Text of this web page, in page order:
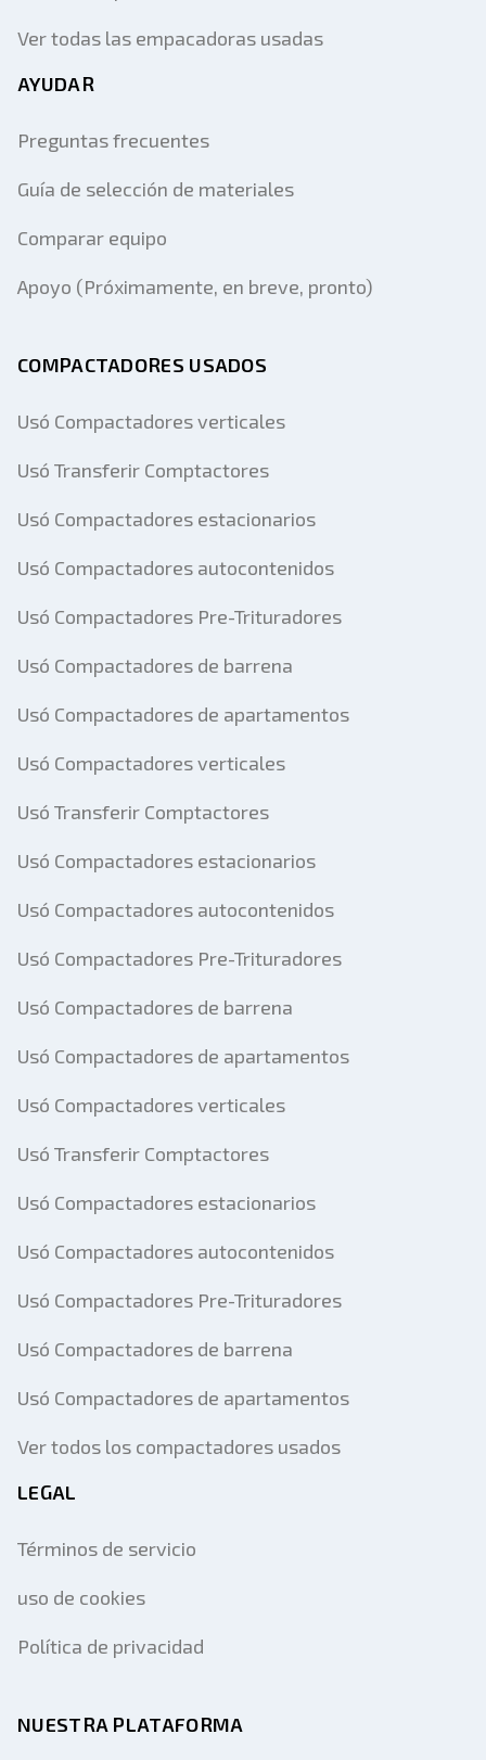
Ver todas las empacadoras usadas
AYUDAR
Preguntas frecuentes
Guía de selección de materiales
Comparar equipo
Apoyo (Próximamente, en breve, pronto)
COMPACTADORES USADOS
Usó Compactadores verticales
Usó Transferir Comptactores
Usó Compactadores estacionarios
Usó Compactadores autocontenidos
Usó Compactadores Pre-Trituradores
Usó Compactadores de barrena
Usó Compactadores de apartamentos
Usó Compactadores verticales
Usó Transferir Comptactores
Usó Compactadores estacionarios
Usó Compactadores autocontenidos
Usó Compactadores Pre-Trituradores
Usó Compactadores de barrena
Usó Compactadores de apartamentos
Usó Compactadores verticales
Usó Transferir Comptactores
Usó Compactadores estacionarios
Usó Compactadores autocontenidos
Usó Compactadores Pre-Trituradores
Usó Compactadores de barrena
Usó Compactadores de apartamentos
Ver todos los compactadores usados
LEGAL
Términos de servicio
uso de cookies
Política de privacidad
NUESTRA PLATAFORMA